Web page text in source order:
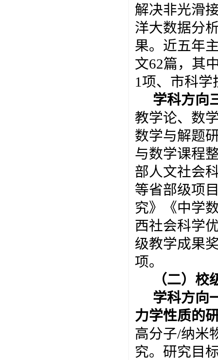
解决非光滑
洋大数据分
果。近五年
文62篇，其
1项、市科学
学科方向
教学论、数
数学与解题
与数学课程
部人文社会
等省部级项
究》《中学
西社会科学
级教学成果
项。
（二）校
学科方向
力学性质的
高分子/纳米
究。研究目